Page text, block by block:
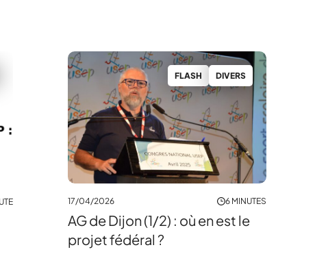
FLASH DIVERS
17/04/2026 6 MINUTES
AG de Dijon (1/2) : où en est le
projet fédéral ?